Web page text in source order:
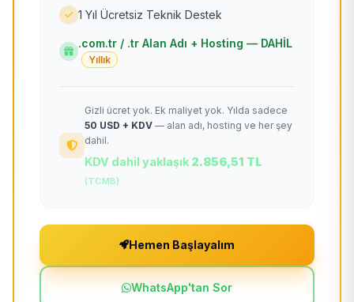
1 Yıl Ücretsiz Teknik Destek
.com.tr / .tr Alan Adı + Hosting — DAHİL
Yıllık
Gizli ücret yok. Ek maliyet yok. Yılda sadece
50 USD + KDV — alan adı, hosting ve her şey
dahil.
KDV dahil yaklaşık 2.856,51 TL
(TCMB)
Hemen Başlayalım
WhatsApp'tan Sor